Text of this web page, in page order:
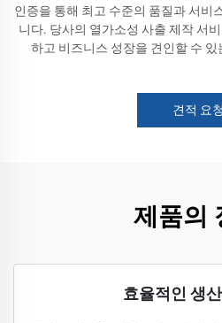
인증을 통해 최고 수준의 품질과 서비
니다. 당사의 열가소성 사출 제작 서
하고 비즈니스 성장을 견인할 수
견적 요청
제품의
효율적인 생